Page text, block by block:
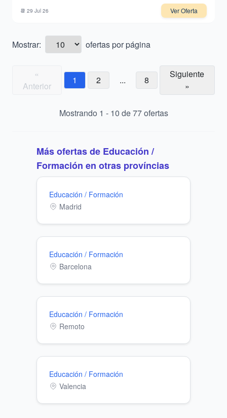
📆 29 Jul 26 Ver Oferta
Mostrar: ofertas por página
«
Anterior
1 2 ... 8
Siguiente
»
Mostrando 1 - 10 de77ofertas
Más ofertas de Educación /
Formación en otras províncias
Educación / Formación
Madrid
Educación / Formación
Barcelona
Educación / Formación
Remoto
Educación / Formación
Valencia